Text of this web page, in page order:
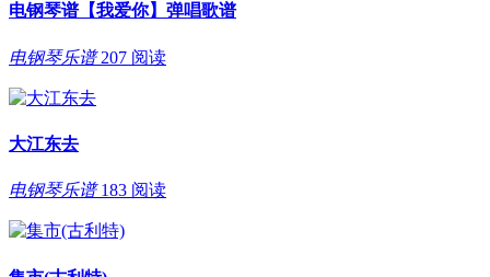
电钢琴谱【我爱你】弹唱歌谱
电钢琴乐谱 207 阅读
大江东去
电钢琴乐谱 183 阅读